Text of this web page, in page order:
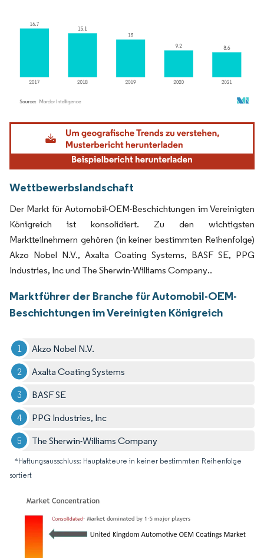
Bild © Mordor Intelligence. Wiederverwendung erfordert Namensnennung gemäß
Wettbewerbslandschaft
Der Markt für Automobil-OEM-Beschichtungen im Vereinigten
Königreich ist konsolidiert. Zu den wichtigsten
Marktteilnehmern gehören (in keiner bestimmten Reihenfolge)
Akzo Nobel N.V., Axalta Coating Systems, BASF SE, PPG
Industries, Inc und The Sherwin-Williams Company..
Marktführer der Branche für Automobil-OEM-
Beschichtungen im Vereinigten Königreich
Akzo Nobel N.V.
Axalta Coating Systems
BASF SE
PPG Industries, Inc
The Sherwin-Williams Company
*Haftungsausschluss: Hauptakteure in keiner bestimmten Reihenfolge
sortiert